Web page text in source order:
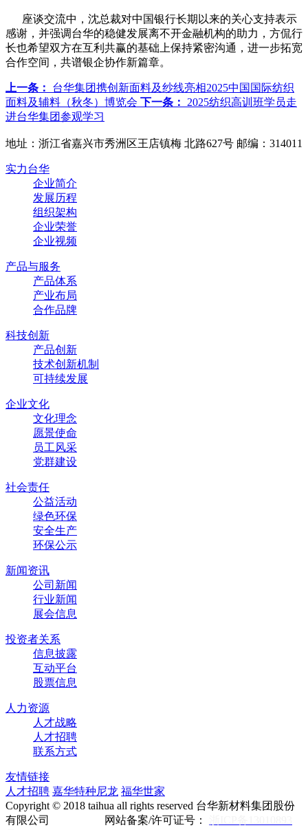
座谈交流中，沈总裁对中国银行长期以来的关心支持表示
感谢，并强调台华的稳健发展离不开金融机构的助力，方侃行
长也希望双方在互利共赢的基础上保持紧密沟通，进一步拓宽
合作空间，共谱银企协作新篇章。
上一条：
台华集团携创新面料及纱线亮相2025中国国际纺织
面料及辅料（秋冬）博览会 下一条：
2025纺织高训班学员走
进台华集团参观学习
地址：浙江省嘉兴市秀洲区王店镇梅 北路627号 邮编：314011
实力台华
企业简介
发展历程
组织架构
企业荣誉
企业视频
产品与服务
产品体系
产业布局
合作品牌
科技创新
产品创新
技术创新机制
可持续发展
企业文化
文化理念
愿景使命
员工风采
党群建设
社会责任
公益活动
绿色环保
安全生产
环保公示
新闻资讯
公司新闻
行业新闻
展会信息
投资者关系
信息披露
互动平台
股票信息
人力资源
人才战略
人才招聘
联系方式
友情链接
人才招聘 嘉华特种尼龙 福华世家
Copyright © 2018 taihua all rights reserved 台华新材料集团股份
有限公司 网站备案/许可证号：